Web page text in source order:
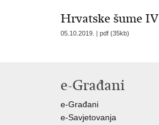
Hrvatske šume IV
05.10.2019. | pdf (35kb)
e-Građani
e-Građani
e-Savjetovanja